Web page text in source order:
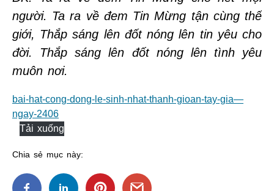
người. Ta ra về đem Tin Mừng tận cùng thế
giới, Thắp sáng lên đốt nóng lên tin yêu cho
đời. Thắp sáng lên đốt nóng lên tình yêu
muôn nơi.
bai-hat-cong-dong-le-sinh-nhat-thanh-gioan-tay-gia—
ngay-2406
Tải xuống
Chia sẻ mục này: